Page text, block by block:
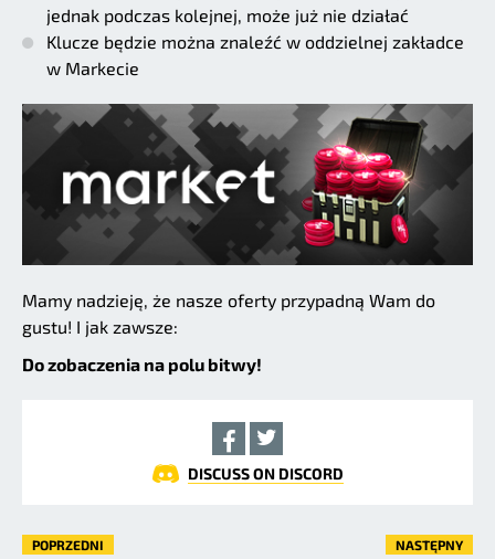
jednak podczas kolejnej, może już nie działać
Klucze będzie można znaleźć w oddzielnej zakładce
w Markecie
Mamy nadzieję, że nasze oferty przypadną Wam do
gustu! I jak zawsze:
Do zobaczenia na polu bitwy!
DISCUSS ON DISCORD
POPRZEDNI NASTĘPNY